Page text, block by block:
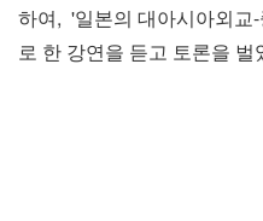
하여, '일본의 대아시아외교
로 한 강연을 듣고 토론을 벌